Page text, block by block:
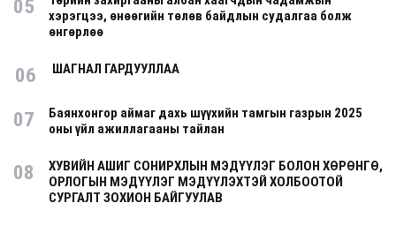
05
хэрэгцээ, өнөөгийн төлөв байдлын судалгаа болж
өнгөрлөө
06 ШАГНАЛ ГАРДУУЛЛАА
07
Баянхонгор аймаг дахь шүүхийн тамгын газрын 2025
оны үйл ажиллагааны тайлан
08
ХУВИЙН АШИГ СОНИРХЛЫН МЭДҮҮЛЭГ БОЛОН ХӨРӨНГӨ,
ОРЛОГЫН МЭДҮҮЛЭГ МЭДҮҮЛЭХТЭЙ ХОЛБООТОЙ
СУРГАЛТ ЗОХИОН БАЙГУУЛАВ